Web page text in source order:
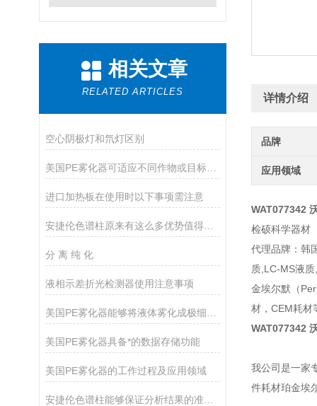
相关文章
RELATED ARTICLES
空心阴极灯和氘灯区别
进口加热板在使用时以下事项需注意
安捷伦色谱柱原来有这么多优势值得我们选择
分 离 纯 化
液相示差折光检测器使用注意事项
美国PE雾化器具备*的数据存储功能
美国PE雾化器的工作过程及应用领域
安捷伦色谱柱能够保证分析结果的准确性和可靠性
详情介绍
品牌
应用领域
WAT077342
检硕科学器材
代理品牌：韩
质,LC-MS液
金埃尔默（
材，CEM耗材
WAT077342
我公司是一家
件耗材珀金埃